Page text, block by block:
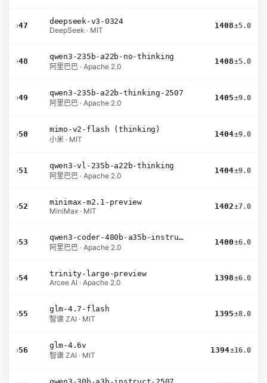
›47
deepseek-v3-0324
DeepSeek · MIT
1408±5.0
›48
qwen3-235b-a22b-no-thinking
阿里巴巴 · Apache 2.0
1408±5.0
›49
qwen3-235b-a22b-thinking-2507
阿里巴巴 · Apache 2.0
1405±9.0
›50
mimo-v2-flash (thinking)
小米 · MIT
1404±9.0
›51
qwen3-vl-235b-a22b-thinking
阿里巴巴 · Apache 2.0
1404±9.0
›52
minimax-m2.1-preview
MiniMax · MIT
1402±7.0
›53
qwen3-coder-480b-a35b-instruct
阿里巴巴 · Apache 2.0
1400±6.0
›54
trinity-large-preview
Arcee AI · Apache 2.0
1398±6.0
›55
glm-4.7-flash
智谱 ZAI · MIT
1395±8.0
›56
glm-4.6v
智谱 ZAI · MIT
1394±16.0